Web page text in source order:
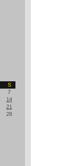
S
7
14
21
28